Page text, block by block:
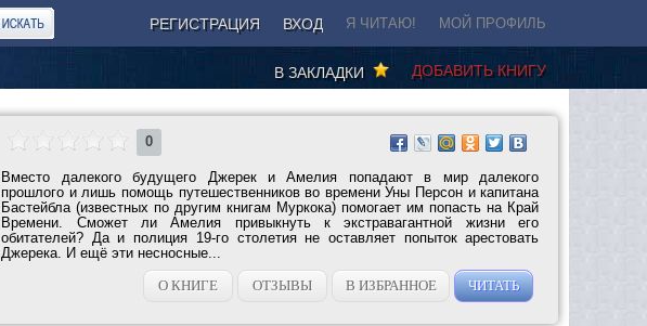
РЕГИСТРАЦИЯ ВХОД Я ЧИТАЮ! МОЙ ПРОФИЛЬ
ДОБАВИТЬ КНИГУ
В ЗАКЛАДКИ
0
Вместо далекого будущего Джерек и Амелия попадают в мир далекого
прошлого и лишь помощь путешественников во времени Уны Персон и капитана
Бастейбла (известных по другим книгам Муркока) помогает им попасть на Край
Времени. Сможет ли Амелия привыкнуть к экстравагантной жизни его
обитателей? Да и полиция 19-го столетия не оставляет попыток арестовать
Джерека. И ещё эти несносные...
О КНИГЕ
ОТЗЫВЫ В ИЗБРАННОЕ ЧИТАТЬ